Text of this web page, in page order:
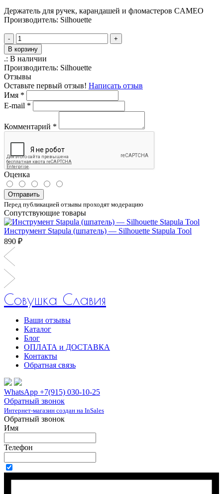
Держатель для ручек, карандашей и фломастеров CAMEO
Производитель: Silhouette
-
+
В корзину
.: В наличии
Производитель: Silhouette
Отзывы
Оставьте первый отзыв! Написать отзыв
Имя *
E-mail *
Комментарий *
Оценка
Отправить
Перед публикацией отзывы проходят модерацию
Сопутствующие товары
Инструмент Stapula (шпатель) — Silhouette Stapula Tool
890 ₽
Совушка Славия
Ваши отзывы
Каталог
Блог
ОПЛАТА и ДОСТАВКА
Контакты
Обратная связь
WhatsApp +7(915) 030-10-25
Обратный звонок
Интернет-магазин создан на InSales
Обратный звонок
Имя
Телефон